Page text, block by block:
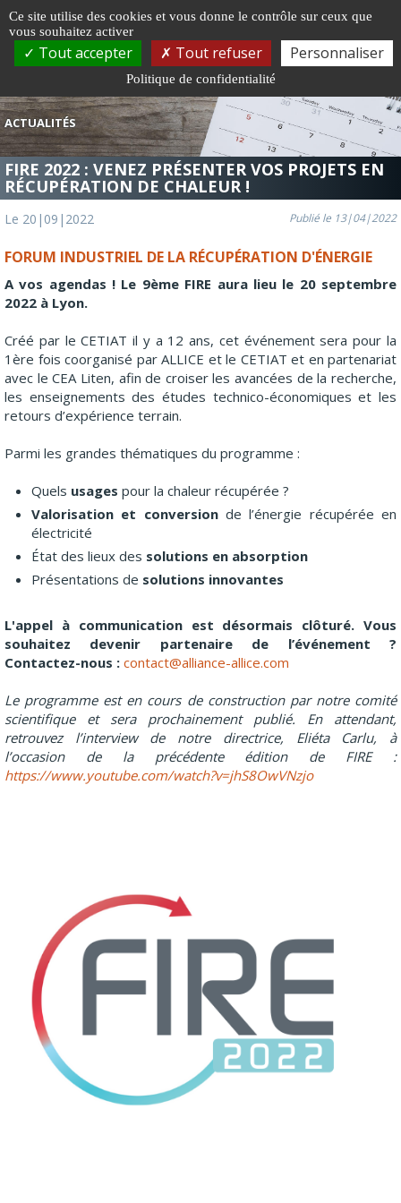
ACTUALITÉS
FIRE 2022 : VENEZ PRÉSENTER VOS PROJETS EN
RÉCUPÉRATION DE CHALEUR !
Le 20|09|2022 Publié le 13|04|2022
FORUM INDUSTRIEL DE LA RÉCUPÉRATION D'ÉNERGIE
A vos agendas ! Le 9ème FIRE aura lieu le 20 septembre
2022 à Lyon.
Créé par le CETIAT il y a 12 ans, cet événement sera pour la
1ère fois coorganisé par ALLICE et le CETIAT et en partenariat
avec le CEA Liten, afin de croiser les avancées de la recherche,
les enseignements des études technico-économiques et les
retours d’expérience terrain.
Parmi les grandes thématiques du programme :
Quels usages pour la chaleur récupérée ?
Valorisation et conversionde l’énergie récupérée en
électricité
État des lieux des solutions en absorption
Présentations de solutions innovantes
L'appel à communication est désormais clôturé. Vous
souhaitez devenir partenaire de l’événement ?
Contactez-nous : contact@alliance-allice.com
Le programme est en cours de construction par notre comité
scientifique et sera prochainement publié. En attendant,
retrouvez l’interview de notre directrice, Eliéta Carlu, à
l’occasion de la précédente édition de FIRE :
https://www.youtube.com/watch?v=jhS8OwVNzjo
Gestion de vos préférences sur les cookies
Ce site utilise des cookies et vous donne le contrôle sur ceux que
vous souhaitez activer
Tout accepter Tout refuser Personnaliser
Politique de confidentialité